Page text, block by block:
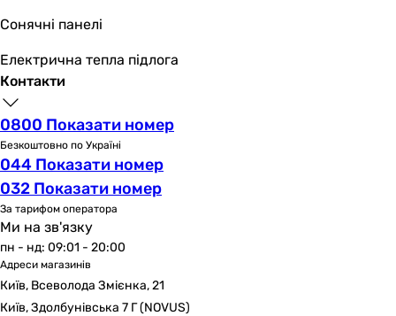
24 міс.
24 міс.
Сонячні панелі
Електрична тепла підлога
Контакти
0800 Показати номер
Безкоштовно по Україні
044 Показати номер
032 Показати номер
За тарифом оператора
Ми на зв'язку
пн - нд: 09:01 - 20:00
Адреси магазинів
Київ, Всеволода Змієнка, 21
Київ, Здолбунівська 7 Г (NOVUS)